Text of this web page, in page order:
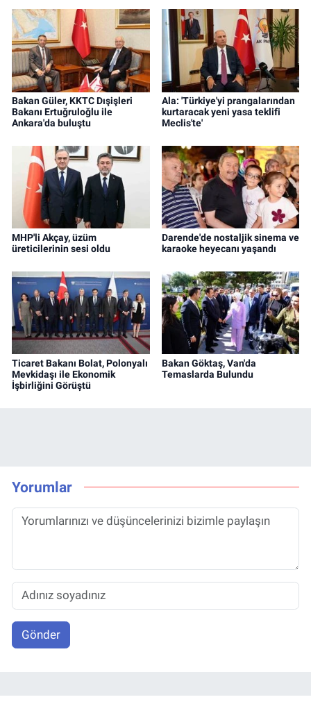
Bakan Güler, KKTC Dışişleri
Bakanı Ertuğruloğlu ile
Ankara'da buluştu
Ala: 'Türkiye'yi prangalarından
kurtaracak yeni yasa teklifi
Meclis'te'
MHP'li Akçay, üzüm
üreticilerinin sesi oldu
Darende'de nostaljik sinema ve
karaoke heyecanı yaşandı
Ticaret Bakanı Bolat, Polonyalı
Mevkidaşı ile Ekonomik
İşbirliğini Görüştü
Bakan Göktaş, Van'da
Temaslarda Bulundu
Yorumlar
Gönder